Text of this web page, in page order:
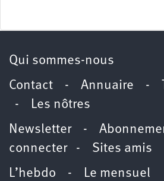
Qui sommes-nous
Contact - Annuaire -
- Les nôtres
Newsletter-
connecter- Sites amis
L’hebdo - Le mensuel